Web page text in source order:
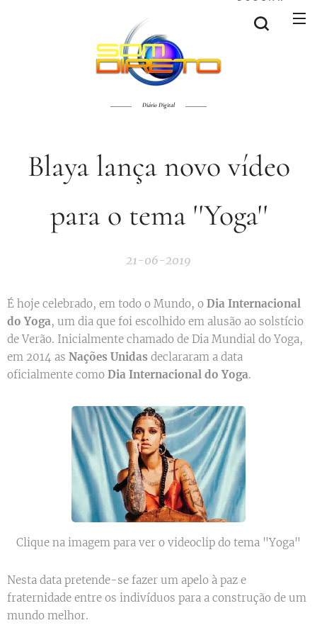
Diário Digital
Blaya lança novo vídeo
para o tema ''Yoga''
21-06-2019
É hoje celebrado, em todo o Mundo, o Dia Internacional
do Yoga, um dia que foi escolhido em alusão ao solstício
de Verão. Inicialmente chamado de Dia Mundial do Yoga,
em 2014 as Nações Unidas declararam a data
oficialmente como Dia Internacional do Yoga.
Clique na imagem para ver o videoclip do tema "Yoga"
Nesta data pretende-se fazer um apelo à paz e
fraternidade entre os indivíduos para a construção de um
mundo melhor.